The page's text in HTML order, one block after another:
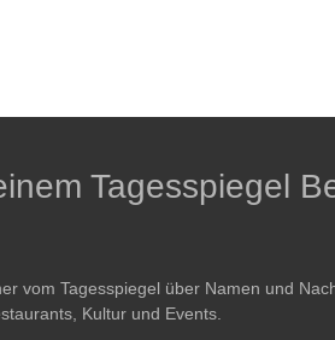
Tagesspiegel
vom Tagesspiegel über Namen und
Kultur und Events.